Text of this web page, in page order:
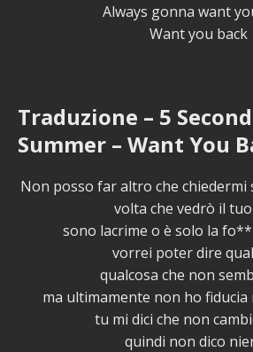
Always gonna want
Want you back
Traduzione – 5
Summer – Want You
Non posso far altro che chiedermi
volta che vedrò il
sono lacrime o è solo la
vorrei poter dire
qualcosa che non
ma ultimamente non ho fiducia
tu mi dici che non
quindi non dico